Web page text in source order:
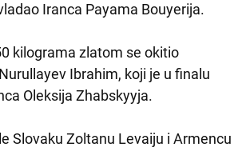
Iranca Payama Bouyerija.
kilograma zlatom se okitio
Ibrahim, koji je u finalu
Oleksija Zhabskyyja.
Slovaku Zoltanu Levaiju i Armencu